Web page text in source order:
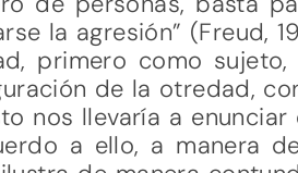
la agresión” (Freud,
primero como
de la otredad,
nos llevaría a
a ello, a manera